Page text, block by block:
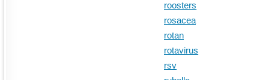
roosters
rosacea
rotan
rotavirus
rsv